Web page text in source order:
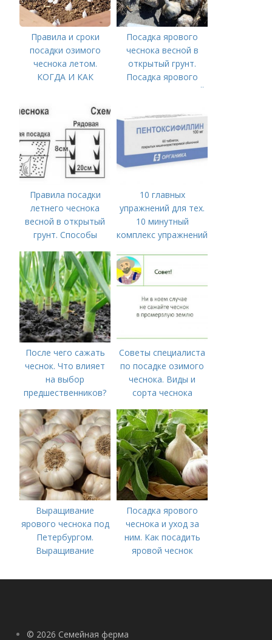
Правила и сроки
посадки озимого
чеснока летом.
КОГДА И КАК
ЧЕСНОК
Посадка ярового
чеснока весной в
открытый грунт.
Посадка ярового
чеснока в открытый
Правила посадки
летнего чеснока
весной в открытый
грунт. Способы
10 главных
упражнений для тех.
10 минутный
комплекс упражнений
времени на спорт
После чего сажать
чеснок. Что влияет
на выбор
предшественников?
Советы специалиста
по посадке озимого
чеснока. Виды и
сорта чеснока
Выращивание
ярового чеснока под
Петербургом.
Выращивание
важных моментов
Посадка ярового
чеснока и уход за
ним. Как посадить
яровой чеснок
© 2026 Семейная ферма